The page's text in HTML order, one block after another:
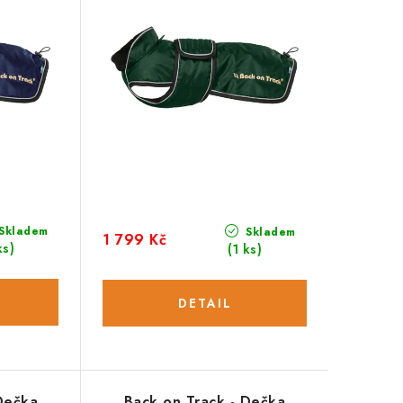
Skladem
(1 ks)
1 799 Kč